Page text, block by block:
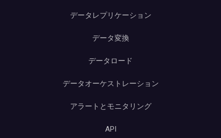
データレプリケーション
データ変換
データロード
データオーケストレーション
アラートとモニタリング
API